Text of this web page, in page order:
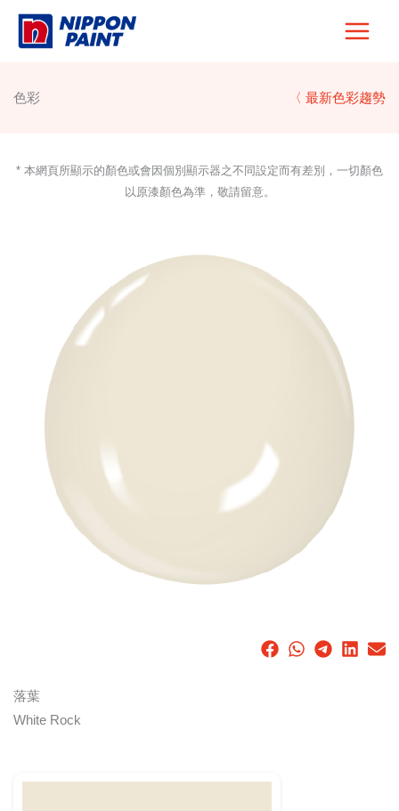
Skip
色彩 〈 最新色彩趨勢
* 本網頁所顯示的顏色或會因個別顯示器之不同設定而有差別，一切顏色
以原漆顏色為準，敬請留意。
落葉
White Rock